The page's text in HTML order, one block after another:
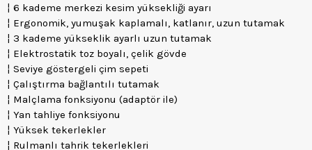
¦ 6 kademe merkezi kesim yüksekliği ayarı
¦ Ergonomik, yumuşak kaplamalı, katlanır, uzun tutamak
¦ 3 kademe yükseklik ayarlı uzun tutamak
¦ Elektrostatik toz boyalı, çelik gövde
¦ Seviye göstergeli çim sepeti
¦ Çalıştırma bağlantılı tutamak
¦ Malçlama fonksiyonu (adaptör ile)
¦ Yan tahliye fonksiyonu
¦ Yüksek tekerlekler
¦ Rulmanlı tahrik tekerlekleri